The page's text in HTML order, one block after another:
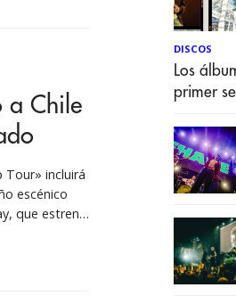
a Chile
Tour» incluirá
escénico
que estrenó
DISCOS
Los
primer